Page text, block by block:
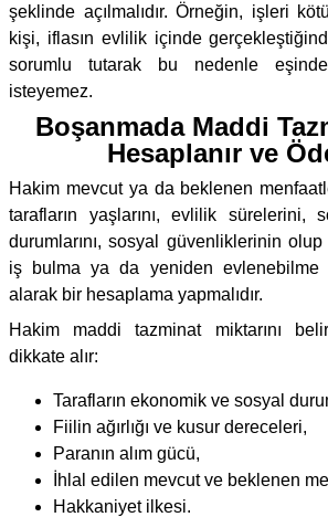
şeklinde açılmalıdır. Örneğin, işleri
kişi, iflasın evlilik içinde
sorumlu tutarak bu nedenle
isteyemez.
Boşanmada Maddi
Hesaplanır ve
Hakim mevcut ya da beklenen
tarafların yaşlarını, evlilik sürelerini,
durumlarını, sosyal güvenliklerinin olup
iş bulma ya da yeniden evlenebilme
alarak bir hesaplama yapmalıdır.
Hakim maddi tazminat miktarını
dikkate alır:
Tarafların ekonomik ve sosyal
Fiilin ağırlığı ve kusur dereceleri,
Paranın alım gücü,
İhlal edilen mevcut ve beklenen
Hakkaniyet ilkesi.